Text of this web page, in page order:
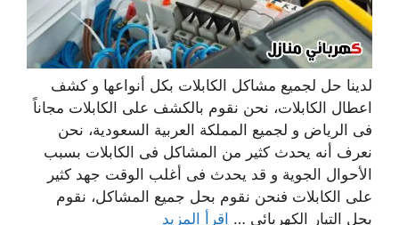
لدينا حل لجميع مشاكل الكابلات بكل أنواعها و كشف
اعطال الكابلات، نحن نقوم بالكشف على الكابلات مجاناً
فى الرياض و لجميع المملكة العربية السعودية، نحن
نعرف أنه يحدث كثير من المشاكل فى الكابلات بسبب
الأحوال الجوية و قد يحدث فى أغلب الوقت جهد كثير
على الكابلات فنحن نقوم بحل جميع المشاكل، نقوم
بحل التيار الكهربائى … اقرأ المزيد